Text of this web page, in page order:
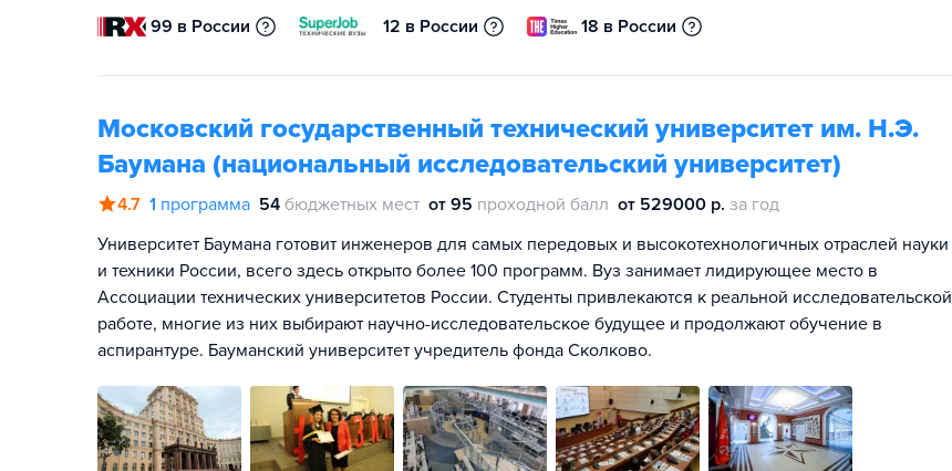
99 в России 12 в России 18 в России
Московский государственный технический университет им. Н.Э.
Баумана (национальный исследовательский университет)
4.7 1 программа 54 бюджетных мест от 95 проходной балл от 529000 р. за год
Университет Баумана готовит инженеров для самых передовых и высокотехнологичных отраслей науки
и техники России, всего здесь открыто более 100 программ. Вуз занимает лидирующее место в
Ассоциации технических университетов России. Студенты привлекаются к реальной исследовательской
работе, многие из них выбирают научно-исследовательское будущее и продолжают обучение в
аспирантуре. Бауманский университет учредитель фонда Сколково.